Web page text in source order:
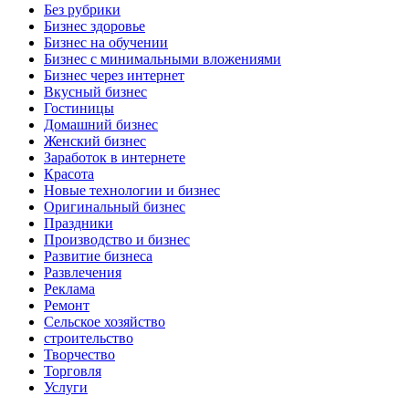
Без рубрики
Бизнес здоровье
Бизнес на обучении
Бизнес с минимальными вложениями
Бизнес через интернет
Вкусный бизнес
Гостиницы
Домашний бизнес
Женский бизнес
Заработок в интернете
Красота
Новые технологии и бизнес
Оригинальный бизнес
Праздники
Производство и бизнес
Развитие бизнеса
Развлечения
Реклама
Ремонт
Сельское хозяйство
строительство
Творчество
Торговля
Услуги